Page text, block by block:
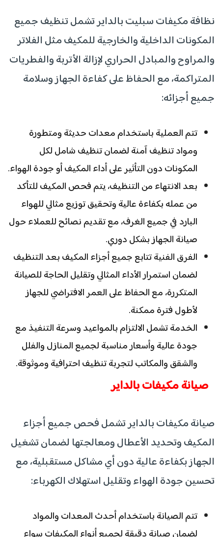
نظافة مكيفات سبليت بالداير تشمل تنظيف جميع
المكونات الداخلية والخارجية للمكيف مثل الفلاتر
والمراوح والمبادل الحراري لإزالة الأتربة والفطريات
المتراكمة، مع الحفاظ على كفاءة الجهاز وسلامة
جميع أجزائه:
تتم العملية باستخدام معدات حديثة ومتطورة
ومواد تنظيف آمنة لضمان تنظيف شامل لكل
المكونات دون التأثير على أداء المكيف أو جودة الهواء.
بعد الانتهاء من التنظيف، يتم فحص المكيف للتأكد
من عمله بكفاءة عالية وتحقيق توزيع مثالي للهواء
البارد في جميع الغرف، مع تقديم نصائح للعملاء حول
صيانة الجهاز بشكل دوري.
الفرق الفنية تتابع جميع أجزاء المكيف بعد التنظيف
لضمان استمرار الأداء المثالي وتقليل الحاجة للصيانة
المتكررة، مع الحفاظ على العمر الافتراضي للجهاز
لأطول فترة ممكنة.
الخدمة تشمل الالتزام بالمواعيد وسرعة التنفيذ مع
جودة عالية وأسعار مناسبة لجميع المنازل والفلل
والشقق والمكاتب لتجربة تنظيف احترافية وموثوقة.
صيانة مكيفات بالداير
صيانة مكيفات بالداير تشمل فحص جميع أجزاء
المكيف وتحديد الأعطال ومعالجتها لضمان تشغيل
الجهاز بكفاءة عالية دون أي مشاكل مستقبلية، مع
تحسين جودة الهواء وتقليل استهلاك الكهرباء:
تتم الصيانة باستخدام أحدث المعدات والمواد